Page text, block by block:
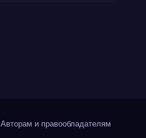
Авторам и правообладателям